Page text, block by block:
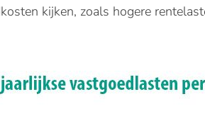
kijken, zoals hogere